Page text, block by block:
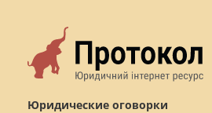
Юридические оговорки